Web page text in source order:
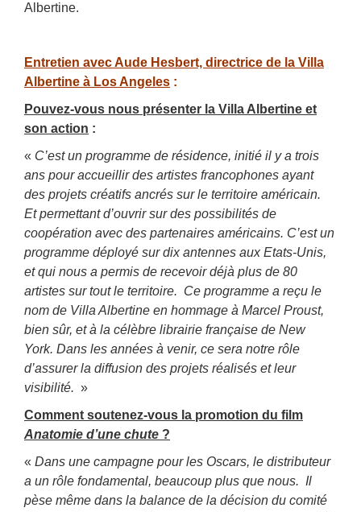
Albertine.
Entretien avec Aude Hesbert, directrice de la Villa
Albertine à Los Angeles :
Pouvez-vous nous présenter la Villa Albertine et
son action :
« C’est un programme de résidence, initié il y a trois
ans pour accueillir des artistes francophones ayant
des projets créatifs ancrés sur le territoire américain.
Et permettant d’ouvrir sur des possibilités de
coopération avec des partenaires américains. C’est un
programme déployé sur dix antennes aux Etats-Unis,
et qui nous a permis de recevoir déjà plus de 80
artistes sur tout le territoire. Ce programme a reçu le
nom de Villa Albertine en hommage à Marcel Proust,
bien sûr, et à la célèbre librairie française de New
York. Dans les années à venir, ce sera notre rôle
d’assurer la diffusion des projets réalisés et leur
visibilité. »
Comment soutenez-vous la promotion du film
Anatomie d’une chute ?
« Dans une campagne pour les Oscars, le distributeur
a un rôle fondamental, beaucoup plus que nous. Il
pèse même dans la balance de la décision du comité